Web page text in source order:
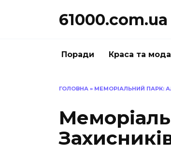
61000.com.ua
Поради Краса та мода
ГОЛОВНА » МЕМОРІАЛЬНИЙ ПАРК: